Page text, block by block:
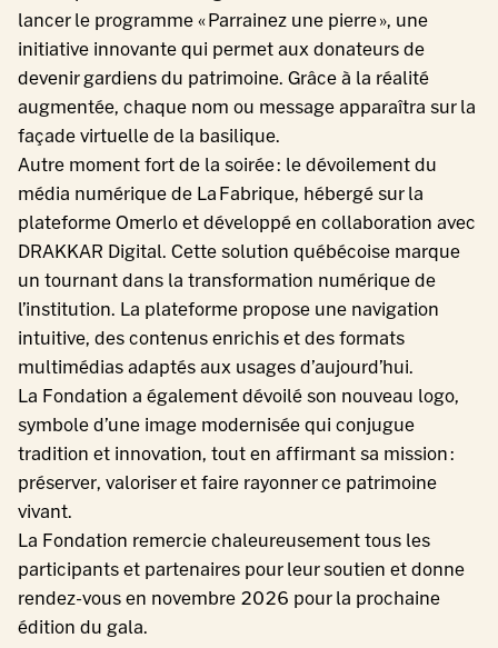
lancer le programme « Parrainez une pierre », une
initiative innovante qui permet aux donateurs de
devenir gardiens du patrimoine. Grâce à la réalité
augmentée, chaque nom ou message apparaîtra sur la
façade virtuelle de la basilique.
Autre moment fort de la soirée : le dévoilement du
média numérique de La Fabrique, hébergé sur la
plateforme Omerlo et développé en collaboration avec
DRAKKAR Digital. Cette solution québécoise marque
un tournant dans la transformation numérique de
l’institution. La plateforme propose une navigation
intuitive, des contenus enrichis et des formats
multimédias adaptés aux usages d’aujourd’hui.
La Fondation a également dévoilé son nouveau logo,
symbole d’une image modernisée qui conjugue
tradition et innovation, tout en affirmant sa mission :
préserver, valoriser et faire rayonner ce patrimoine
vivant.
La Fondation remercie chaleureusement tous les
participants et partenaires pour leur soutien et donne
rendez-vous en novembre 2026 pour la prochaine
édition du gala.